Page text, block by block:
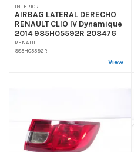
INTERIOR
AIRBAG LATERAL DERECHO
RENAULT CLIO IV Dynamique
2014 985H05592R 208476
RENAULT
985H05592R
View